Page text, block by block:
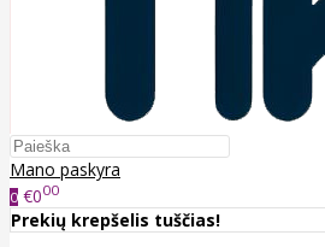
Mano paskyra
0 €000
Prekių krepšelis tuščias!